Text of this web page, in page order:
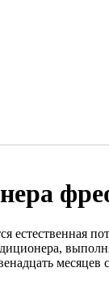
естественная
месяцев